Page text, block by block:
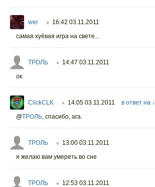
wer ○ 16:42 03.11.2011
самая хуёвая игра на свете...
ТРОЛЬ ○ 14:47 03.11.2011
ок
ClickCLK ○ 14:05 03.11.2011 в ответ на ↓
@ТРОЛЬ, спасибо, ага.
ТРОЛЬ ○ 13:00 03.11.2011
я желаю вам умереть во сне
ТРОЛЬ ○ 12:53 03.11.2011